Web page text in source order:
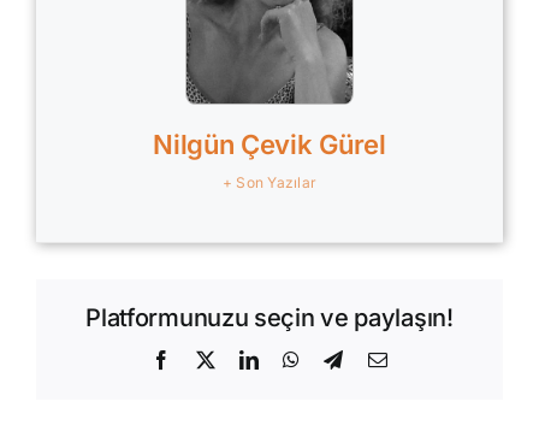
Nilgün Çevik Gürel
+ Son Yazılar
Platformunuzu seçin ve paylaşın!
Facebook
X LinkedInWhatsApp
Telegram
E-